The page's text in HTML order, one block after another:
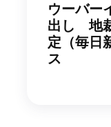
ウーバー
出し 地
定（毎日
ス